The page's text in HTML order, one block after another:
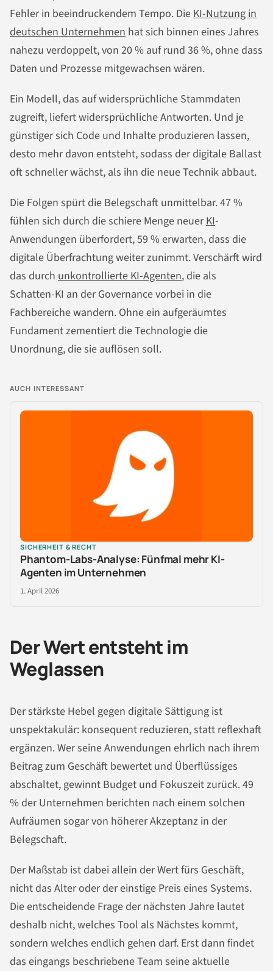
Fehler in beeindruckendem Tempo. DieKI-Nutzung in
deutschen Unternehmen hat sich binnen eines Jahres
nahezu verdoppelt, von 20 % auf rund 36 %, ohne dass
Daten und Prozesse mitgewachsen wären.
Ein Modell, das auf widersprüchliche Stammdaten
zugreift, liefert widersprüchliche Antworten. Und je
günstiger sich Code und Inhalte produzieren lassen,
desto mehr davon entsteht, sodass der digitale Ballast
oft schneller wächst, als ihn die neue Technik abbaut.
Die Folgen spürt die Belegschaft unmittelbar. 47 %
fühlen sich durch die schiere Menge neuerKI-
Anwendungen überfordert, 59 % erwarten, dass die
digitale Überfrachtung weiter zunimmt. Verschärft wird
das durch unkontrollierte KI-Agenten, die als
Schatten-KI an der Governance vorbei in die
Fachbereiche wandern. Ohne ein aufgeräumtes
Fundament zementiert die Technologie die
Unordnung, die sie auflösen soll.
AUCH INTERESSANT
SICHERHEIT & RECHT
Phantom-Labs-Analyse: Fünfmal mehr KI-
Agenten im Unternehmen
1. April 2026
Der Wert entsteht im
Weglassen
Der stärkste Hebel gegen digitale Sättigung ist
unspektakulär: konsequent reduzieren, statt reflexhaft
ergänzen. Wer seine Anwendungen ehrlich nach ihrem
Beitrag zum Geschäft bewertet und Überflüssiges
abschaltet, gewinnt Budget und Fokuszeit zurück. 49
% der Unternehmen berichten nach einem solchen
Aufräumen sogar von höherer Akzeptanz in der
Belegschaft.
Der Maßstab ist dabei allein der Wert fürs Geschäft,
nicht das Alter oder der einstige Preis eines Systems.
Die entscheidende Frage der nächsten Jahre lautet
deshalb nicht, welches Tool als Nächstes kommt,
sondern welches endlich gehen darf. Erst dann findet
das eingangs beschriebene Team seine aktuelle